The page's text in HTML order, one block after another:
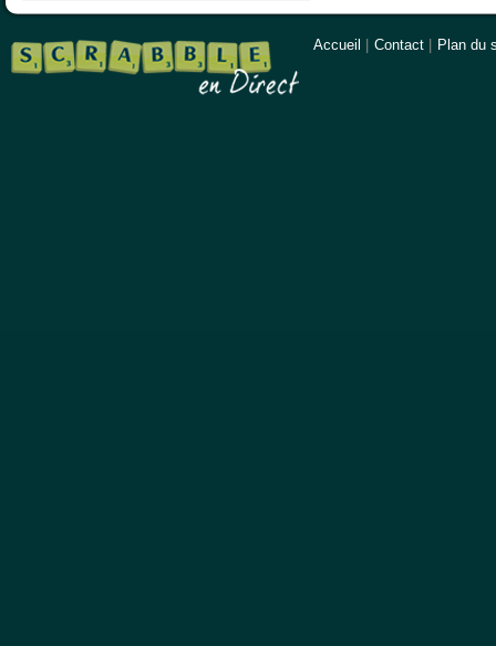
Accueil Contact Plan du